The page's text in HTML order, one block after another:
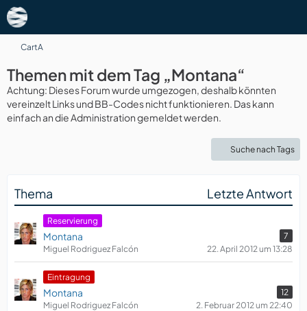
CartA
Themen mit dem Tag „Montana“
Achtung: Dieses Forum wurde umgezogen, deshalb könnten
vereinzelt Links und BB-Codes nicht funktionieren. Das kann
einfach an die Administration gemeldet werden.
Suche nach Tags
Thema Letzte Antwort
Reservierung
Montana
7
Miguel Rodriguez Falcón
22. April 2012 um 13:28
Eintragung
Montana
12
Miguel Rodriguez Falcón
2. Februar 2012 um 22:40